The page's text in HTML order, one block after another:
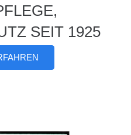
SEIT 1925